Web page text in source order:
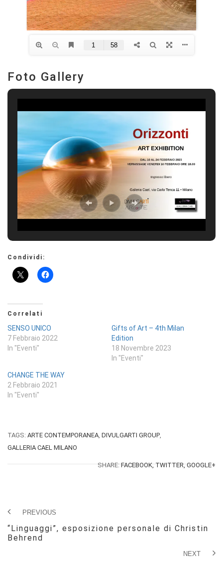
Foto Gallery
Condividi:
Correlati
SENSO UNICO
7 Febbraio 2022
In "Eventi"
Gifts of Art – 4th Milan
Edition
18 Novembre 2023
In "Eventi"
CHANGE THE WAY
2 Febbraio 2021
In "Eventi"
TAGS: ARTE CONTEMPORANEA, DIVULGARTI GROUP,
GALLERIA CAEL MILANO
SHARE:FACEBOOK, TWITTER, GOOGLE+
PREVIOUS
“Linguaggi”, esposizione personale di Christin
Behrend
NEXT